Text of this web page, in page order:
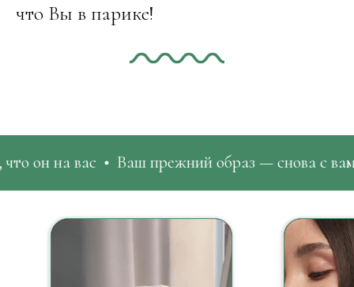
что Вы в парике!
Ваш прежний образ — снова с вами